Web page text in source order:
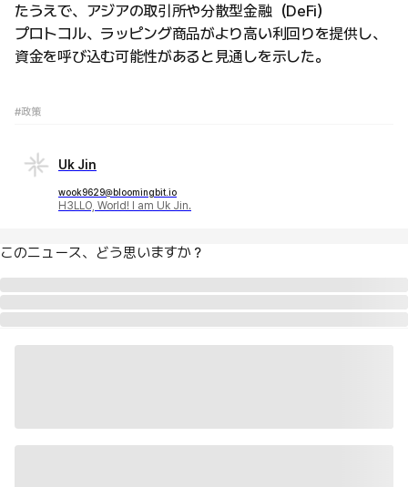
たうえで、アジアの取引所や分散型金融（DeFi）
プロトコル、ラッピング商品がより高い利回りを提供し、
資金を呼び込む可能性があると見通しを示した。
#政策
Uk Jin
wook9629@bloomingbit.io
H3LLO, World! I am Uk Jin.
このニュース、どう思いますか？